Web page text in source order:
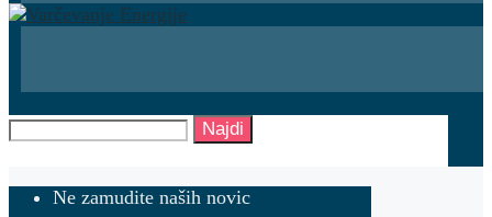
Najdi
Ne zamudite naših novic